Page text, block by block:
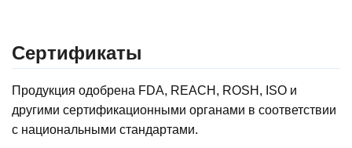
Сертификаты
Продукция одобрена FDA, REACH, ROSH, ISO и
другими сертификационными органами в соответствии
с национальными стандартами.